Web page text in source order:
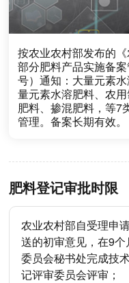
按农业农村部发布的
部分肥料产品实施备
号）通知：大量元素
量元素水溶肥料、农
肥料、掺混肥料，等7
管理。备案长期有效。
肥料登记审批时限
农业农村部自受理申
送的初审意见，在9
委员会秘书处完成技
记评审委员会评审；